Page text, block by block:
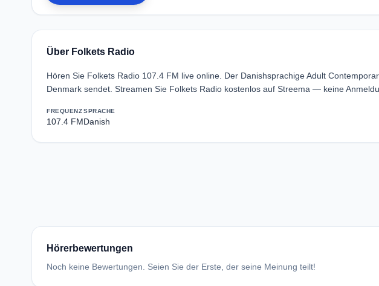
Über Folkets Radio
Hören Sie Folkets Radio 107.4 FM live online. Der Danishsprachige Adult
Denmark sendet. Streamen Sie Folkets Radio kostenlos auf Streema — keine
FREQUENZ
107.4 FM
SPRACHE
Danish
Hörerbewertungen
Noch keine Bewertungen. Seien Sie der Erste, der seine Meinung teilt!